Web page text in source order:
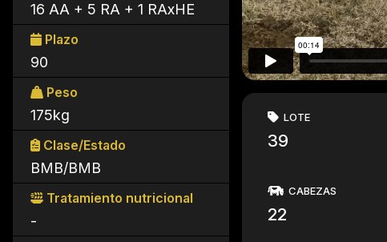
16 AA + 5 RA + 1 RAxHE
Plazo
90
Peso
175kg
Clase/Estado
BMB/BMB
Tratamiento nutricional
-
LOTE
39
CABEZAS
22